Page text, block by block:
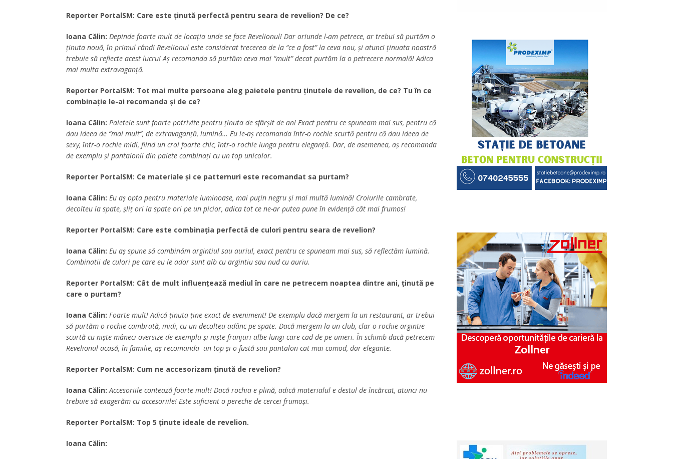
Reporter PortalSM: Care este ținută perfectă pentru seara de revelion? De ce?
Ioana Călin: Depinde foarte mult de locația unde se face Revelionul! Dar oriunde l-am petrece, ar trebui să purtăm o
ținuta nouă, în primul rând! Revelionul este considerat trecerea de la “ce a fost” la ceva nou, și atunci ținuata noastră
trebuie să reflecte acest lucru! Aș recomanda să purtăm ceva mai “mult” decat purtăm la o petrecere normală! Adica
mai multa extravaganță.
Reporter PortalSM: Tot mai multe persoane aleg paietele pentru ținutele de revelion, de ce? Tu în ce
combinație le-ai recomanda și de ce?
Ioana Călin: Paietele sunt foarte potrivite pentru ținuta de sfârșit de an! Exact pentru ce spuneam mai sus, pentru că
dau ideea de “mai mult”, de extravaganță, lumină… Eu le-aș recomanda într-o rochie scurtă pentru că dau ideea de
sexy, într-o rochie midi, fiind un croi foarte chic, într-o rochie lunga pentru eleganță. Dar, de asemenea, aș recomanda
de exemplu și pantalonii din paiete combinați cu un top unicolor.
Reporter PortalSM: Ce materiale și ce patternuri este recomandat sa purtam?
Ioana Călin: Eu aș opta pentru materiale luminoase, mai puțin negru și mai multă lumină! Croiurile cambrate,
decolteu la spate, șliț ori la spate ori pe un picior, adica tot ce ne-ar putea pune în evidență cât mai frumos!
Reporter PortalSM: Care este combinația perfectă de culori pentru seara de revelion?
Ioana Călin: Eu aș spune să combinăm argintiul sau auriul, exact pentru ce spuneam mai sus, să reflectăm lumină.
Combinatii de culori pe care eu le ador sunt alb cu argintiu sau nud cu auriu.
Reporter PortalSM: Cât de mult influențează mediul în care ne petrecem noaptea dintre ani, ținută pe
care o purtam?
Ioana Călin: Foarte mult! Adică ținuta ține exact de eveniment! De exemplu dacă mergem la un restaurant, ar trebui
să purtăm o rochie cambrată, midi, cu un decolteu adânc pe spate. Dacă mergem la un club, clar o rochie argintie
scurtă cu niște mâneci oversize de exemplu și niște franjuri albe lungi care cad de pe umeri. În schimb dacă petrecem
Revelionul acasă, în familie, aș recomanda un top și o fustă sau pantalon cat mai comod, dar elegante.
Reporter PortalSM: Cum ne accesorizam ținută de revelion?
Ioana Călin:Accesoriile contează foarte mult! Dacă rochia e plină, adică materialul e destul de încărcat, atunci nu
trebuie să exagerăm cu accesoriile! Este suficient o pereche de cercei frumoși.
Reporter PortalSM: Top 5 ținute ideale de revelion.
Ioana Călin: